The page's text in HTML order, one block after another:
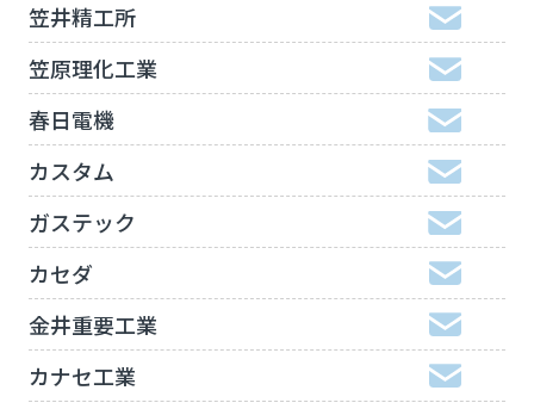
笠井精工所
笠原理化工業
春日電機
カスタム
ガステック
カセダ
金井重要工業
カナセ工業